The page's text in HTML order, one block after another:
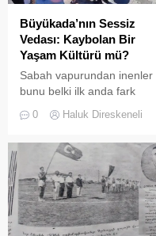
Büyükada’nın Sessiz
Vedası: Kaybolan Bir
Yaşam Kültürü mü?
Sabah vapurundan inenler
bunu belki ilk anda fark
Büyükada’yı elli, altmış yıldır
ve adımları değişti
0 Haluk Direskeneli